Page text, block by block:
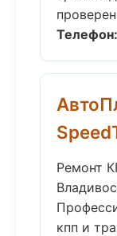
Телефон:
Ремонт
кпп и